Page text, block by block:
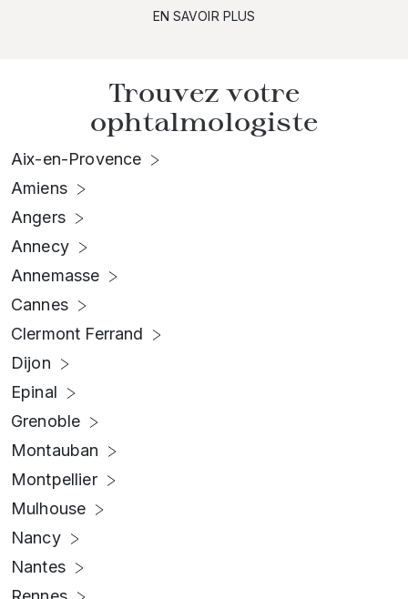
EN SAVOIR PLUS
Trouvez votre
ophtalmologiste
Aix-en-Provence
Amiens
Angers
Annecy
Annemasse
Cannes
Clermont Ferrand
Dijon
Epinal
Grenoble
Montauban
Montpellier
Mulhouse
Nancy
Nantes